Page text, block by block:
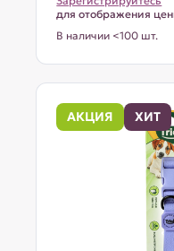
для отображения
В наличии <100 шт.
АКЦИЯ ХИТ